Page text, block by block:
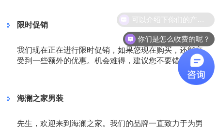
限时促销
我们现在正在进行限时促销，如果您现在购买，还能享
受到一些额外的优惠。机会难得，建议您不要错过。
海澜之家男装
先生，欢迎来到海澜之家。我们的品牌一直致力于为男
你们是怎么收费的呢？